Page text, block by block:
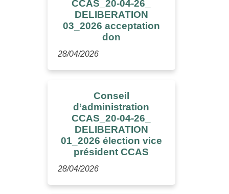
CCAS_20-04-26_
DELIBERATION
03_2026 acceptation
don
28/04/2026
Conseil
d’administration
CCAS_20-04-26_
DELIBERATION
01_2026 élection vice
président CCAS
28/04/2026